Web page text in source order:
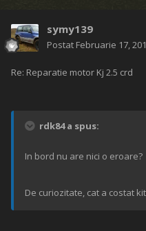
symy139
Postat Februarie 17,
Re: Reparatie motor Kj 2.5 crd
rdk84 a spus:
In bord nu are nici o eroare?
De curiozitate, cat a costat